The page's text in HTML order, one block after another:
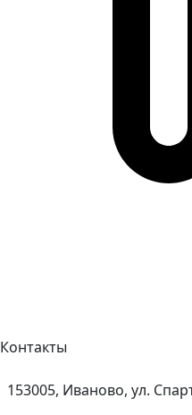
Контакты
153005, Иваново, ул.